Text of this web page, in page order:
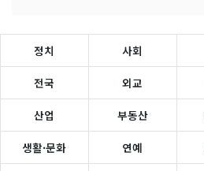
정치 사회
전국 외교
산업 부동산
생활·문화 연예